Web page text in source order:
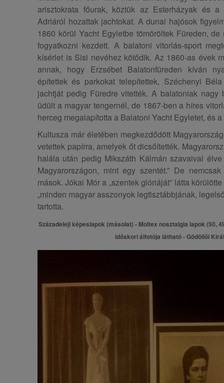
arisztokrata főurak, köztük az Esterházyak és
Adriáról hozattak jachtokat. A dunai hajósok
1860 körül Yacht Egyletbe tömöröltek Füreden,
fogyatkozni kezdett. A balatoni vitorlás-sport
kísérlet is Sisi nevéhez kötődik. Az 1860-as évek
annak, hogy Erzsébet Balatonfüreden kíván
építettek és parkokat telepítettek, Széchenyi
jachtját pedig Füredre vitették. A balatoniak nagy
üdült a magyar tengernél, de 1867-ben a híres
herceg megalapította a Balatoni Yacht Egyletet, és
Kultusza már életében megkezdődött
vetettek papírra, amelyek őt dicsőítették.
halála után pedig Mikszáth Kálmán szavaival
Magyarországon, mint egy szentét.” De
mások. Jókai Mór a „szentek glóriáját” látta
„minden magyar asszonyok legtisztábbjának,
tartotta.
Századeleji képeslapok (másolat) - Moltex nosztalgia lapok (50,
időskori álfotója látható - Gödöllői